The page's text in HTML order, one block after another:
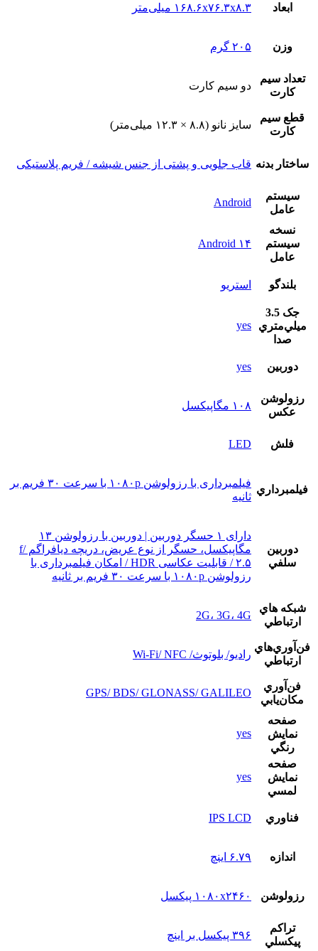
ابعاد ۱۶۸.۶x۷۶.۳x۸.۳ میلی‌متر
وزن ۲۰۵ گرم
تعداد سيم
کارت
دو سيم کارت
قطع سيم
کارت
سایز نانو (۸.۸ × ۱۲.۳ میلی‌متر)
ساختار بدنه قاب جلویی و پشتی از جنس شیشه / فریم پلاستیکی
سيستم
عامل
Android
نسخه
سيستم
عامل
Android ۱۴
بلندگو استريو
جک 3.5
ميلي‌متري
صدا
yes
دوربين yes
رزولوشن
عکس
۱۰۸ مگاپیکسل
فلش LED
فيلمبرداري
فیلمبرداری با رزولوشن ۱۰۸۰p با سرعت ۳۰ فریم بر
ثانیه
دوربين
سلفي
دارای ۱ حسگر دوربین | دوربین با رزولوشن ۱۳
مگاپیکسل، حسگر از نوع عریض، دریچه دیافراگم f/
۲.۵ / قابلیت عکاسی HDR / امکان فیلمبرداری با
رزولوشن ۱۰۸۰p با سرعت ۳۰ فریم بر ثانیه
شبکه هاي
ارتباطي
2G، 3G، 4G
فن‌آوري‌هاي
ارتباطي
رادیو/ بلوتوث/ Wi-Fi/ NFC
فن‌آوري
مکان‌يابي
GPS/ BDS/ GLONASS/ GALILEO
صفحه
نمايش
رنگي
yes
صفحه
نمايش
لمسي
yes
فناوري IPS LCD
اندازه ۶.۷۹ اینچ
رزولوشن ۱۰۸۰x۲۴۶۰ پیکسل
تراکم
پيکسلي
۳۹۶ پیکسل بر اینچ